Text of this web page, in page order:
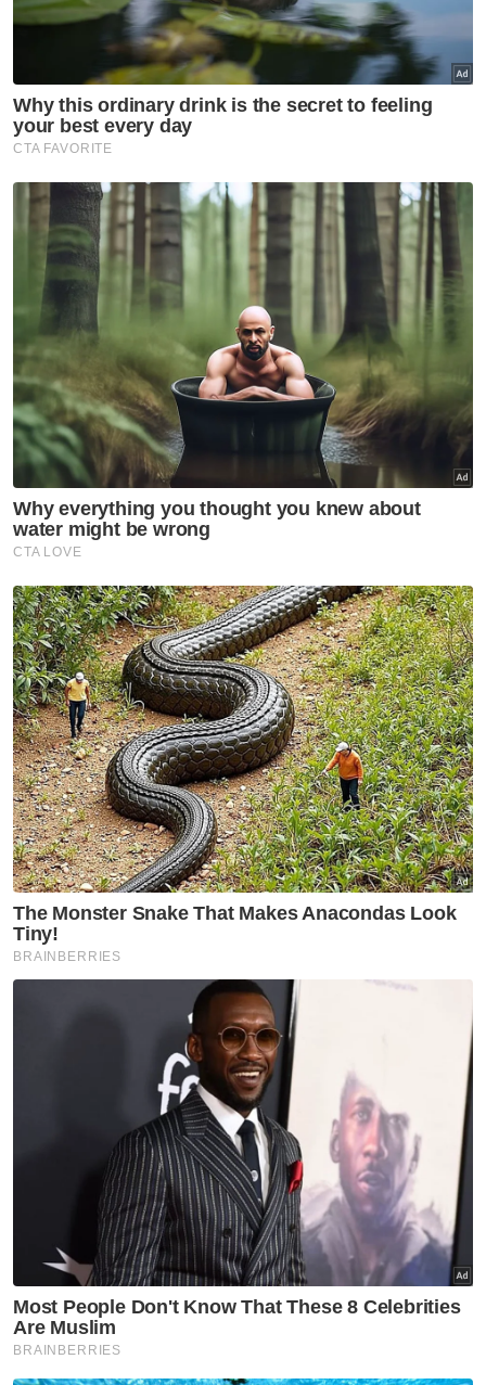
Pada sidang media kemudiannya, Nanta
berkata kerja membaiki laluan itu akan
dilaksanakan secepat mungkin dengan
dikendalikan syarikat konsesi.
"Dengan peruntukan tambahan ini kita boleh
membelanjakan bagi kerja-kerja lebih berat
dan bukan sekadar menampal jalan sahaja
kerana jalan ini sudah lama.
"Laluan itu juga boleh dibina semula, mungkin
mana-mana kerja yang diperlukan nanti
terpulang kepada pihak teknikal apa
pembaikan yang perlu dibuat menggunakan
peruntukan ini," katanya.
Ditanya sama ada peruntukan itu turut
digunakan bagi tambahan lampu jalan
berikutan kawasan yang terlalu gelap, beliau
berkata segala keperluan akan diteliti terlebih
dahulu. - Bernama
Muat turun aplikasi Sinar Harian.Klik di sini!
Anwar Ibrahim
Peruntukan Tambahan
Artikel Disyorkan
JMD 2026 perkasa rakyat ke
arah negara AI
Nasional
Isu import udang Thailand
dijangka selesai pertengahan
bulan ini – Mohamad Sabu
Nasional
Anwar jamin siasatan RCI TH
dilaksana tanpa kompromi
berjaya kukuhkan kedudukan